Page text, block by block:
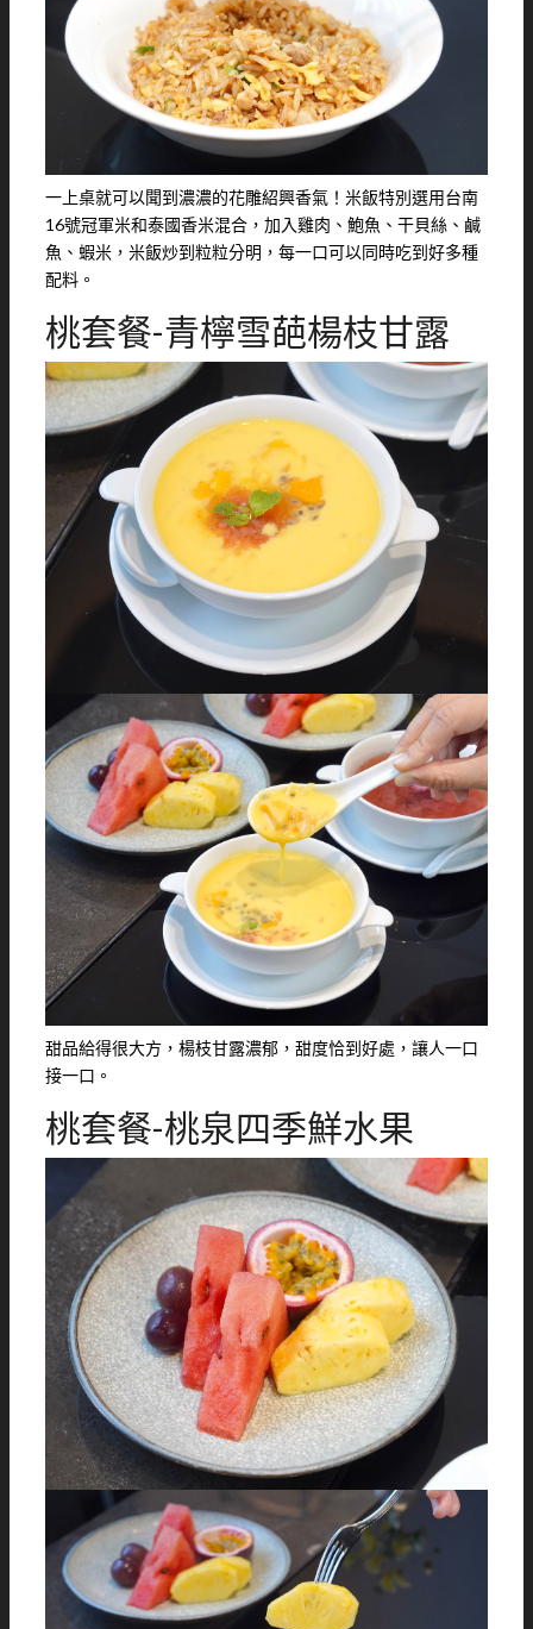
一上桌就可以聞到濃濃的花雕紹興香氣！米飯特別選用台南
16號冠軍米和泰國香米混合，加入雞肉、鮑魚、干貝絲、鹹
魚、蝦米，米飯炒到粒粒分明，每一口可以同時吃到好多種
配料。
桃套餐-青檸雪葩楊枝甘露
甜品給得很大方，楊枝甘露濃郁，甜度恰到好處，讓人一口
接一口。
桃套餐-桃泉四季鮮水果